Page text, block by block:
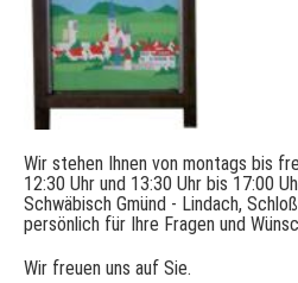
Wir stehen Ihnen von montags bis
12:30 Uhr und 13:30 Uhr bis 17:00
Schwäbisch Gmünd - Lindach,
persönlich für Ihre Fragen und
Wir freuen uns auf Sie.